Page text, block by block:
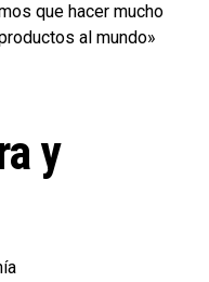
que hacer mucho
al mundo»
y